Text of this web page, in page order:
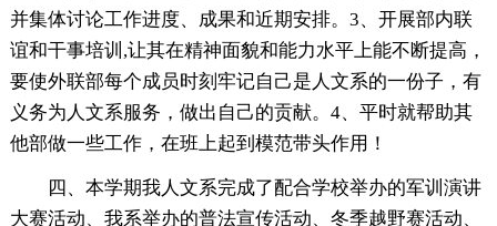
并集体讨论工作进度、成果和近期安排。3、开展部内联
谊和干事培训,让其在精神面貌和能力水平上能不断提高，
要使外联部每个成员时刻牢记自己是人文系的一份子，有
义务为人文系服务，做出自己的贡献。4、平时就帮助其
他部做一些工作，在班上起到模范带头作用！
四、本学期我人文系完成了配合学校举办的军训演讲
大赛活动、我系举办的普法宣传活动、冬季越野赛活动、